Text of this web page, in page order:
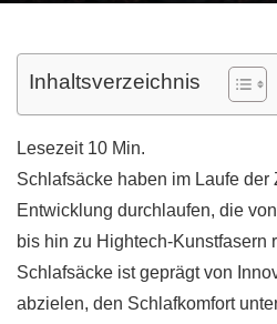
Inhaltsverzeichnis
Schlafsäcke haben im Laufe
Entwicklung durchlaufen, die
bis hin zu Hightech-Kunstfasern
Schlafsäcke ist geprägt von
abzielen, den Schlafkomfort